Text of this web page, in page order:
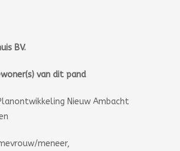
BV.
van dit pand
Nieuw Ambacht
meneer,